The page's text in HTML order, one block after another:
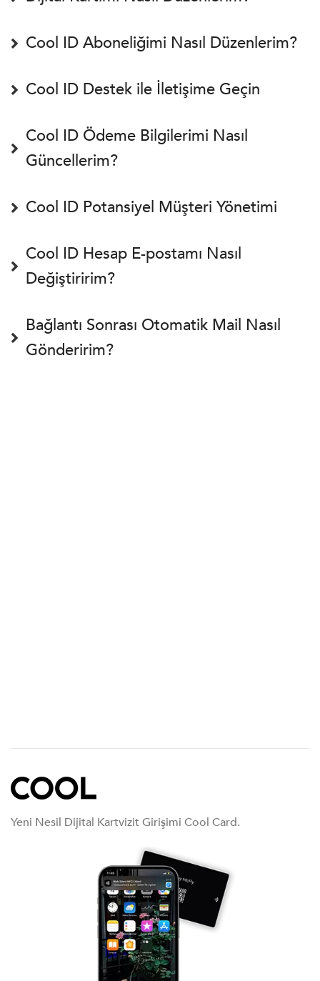
Cool ID Aboneliğimi Nasıl Düzenlerim?
Cool ID Destek ile İletişime Geçin
Cool ID Ödeme Bilgilerimi Nasıl
Güncellerim?
Cool ID Potansiyel Müşteri Yönetimi
Cool ID Hesap E-postamı Nasıl
Değiştiririm?
Bağlantı Sonrası Otomatik Mail Nasıl
Gönderirim?
Yeni Nesil Dijital Kartvizit Girişimi Cool Card.